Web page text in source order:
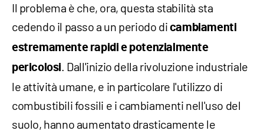
Il problema è che, ora, questa stabilità sta
cedendo il passo a un periodo di cambiamenti
estremamente rapidi e potenzialmente
pericolosi. Dall'inizio della rivoluzione industriale
le attività umane, e in particolare l'utilizzo di
combustibili fossili e i cambiamenti nell'uso del
suolo, hanno aumentato drasticamente le